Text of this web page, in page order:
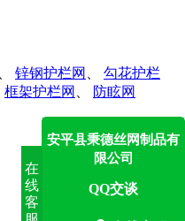
锌钢护栏网
勾花护栏
框架护栏网 防眩网
在
线
客
安平县秉德丝网制品有
限公司
QQ交谈